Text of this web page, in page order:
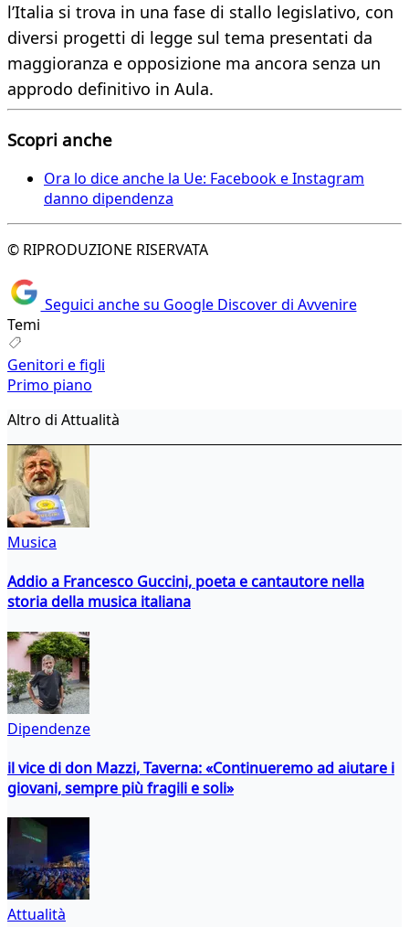
l’Italia si trova in una fase di stallo legislativo, con
diversi progetti di legge sul tema presentati da
maggioranza e opposizione ma ancora senza un
approdo definitivo in Aula.
Scopri anche
Ora lo dice anche la Ue: Facebook e Instagram
danno dipendenza
© RIPRODUZIONE RISERVATA
Seguici anche su Google Discover di Avvenire
Temi
Genitori e figli
Primo piano
Altro di Attualità
Musica
Addio a Francesco Guccini, poeta e cantautore nella
storia della musica italiana
Dipendenze
il vice di don Mazzi, Taverna: «Continueremo ad aiutare i
giovani, sempre più fragili e soli»
Attualità